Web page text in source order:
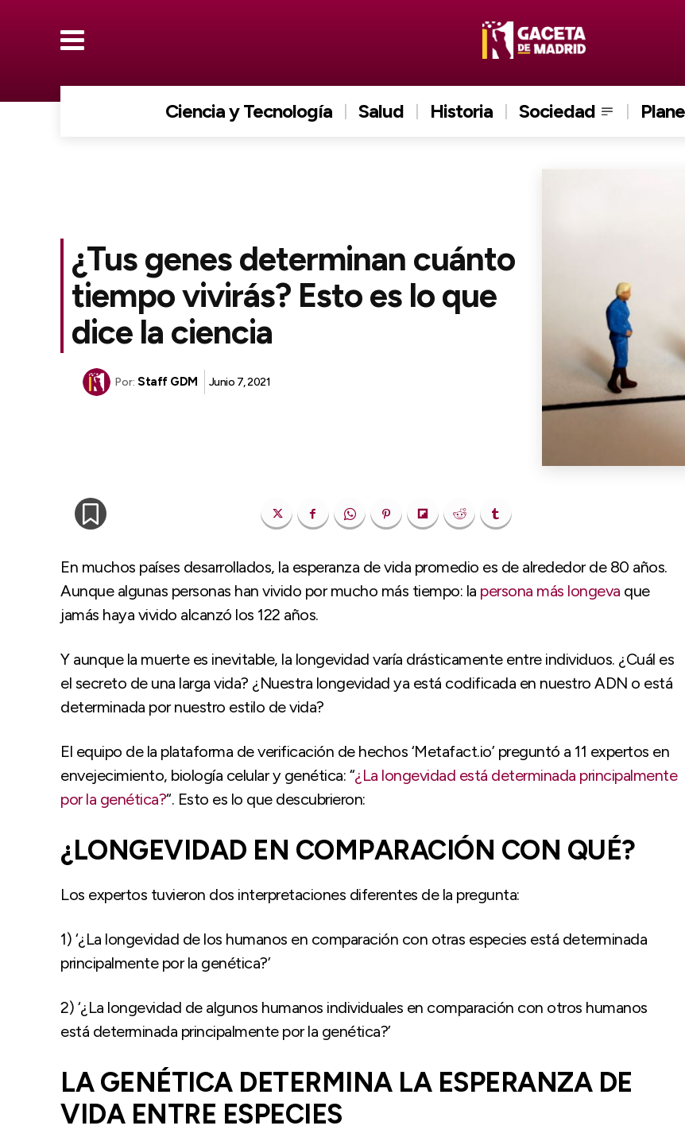
Ciencia y Tecnología Salud Historia Sociedad
¿Tus genes determinan cuánto
tiempo vivirás? Esto es lo que
dice la ciencia
Por: Staff GDM Junio 7, 2021
En muchos países desarrollados, la esperanza de vida promedio es de alrededor de 80 años.
Aunque algunas personas han vivido por mucho más tiempo: la persona más longeva que
jamás haya vivido alcanzó los 122 años.
Y aunque la muerte es inevitable, la longevidad varía drásticamente entre individuos. ¿Cuál es
el secreto de una larga vida? ¿Nuestra longevidad ya está codificada en nuestro ADN o está
determinada por nuestro estilo de vida?
El equipo de la plataforma de verificación de hechos ‘Metafact.io’ preguntó a 11 expertos en
envejecimiento, biología celular y genética: “¿La longevidad está determinada principalmente
por la genética?“. Esto es lo que descubrieron:
¿LONGEVIDAD EN COMPARACIÓN CON QUÉ?
Los expertos tuvieron dos interpretaciones diferentes de la pregunta:
1) ‘¿La longevidad de los humanos en comparación con otras especies está determinada
principalmente por la genética?’
2) ‘¿La longevidad de algunos humanos individuales en comparación con otros humanos
está determinada principalmente por la genética?’
LA GENÉTICA DETERMINA LA ESPERANZA DE
VIDA ENTRE ESPECIES